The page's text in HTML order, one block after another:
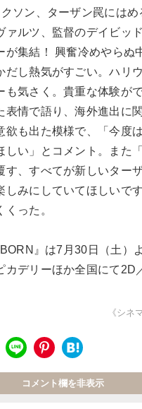
ソン、ターザン罠にはめ
ァルツ、監督のデイビッ
が集結！ 興奮冷めやらぬ
だし熱気がすごい。ハリ
も気さく。貴重な体験が
表情で語り、海外進出に
欲も出た模様で、「今度
しい」とコメント。また
す、すべてが新しいター
しみにしていてほしいで
った。
』は7月30日（土）
カデリーほか全国にて2D
《シネ
コメント欄を非表示